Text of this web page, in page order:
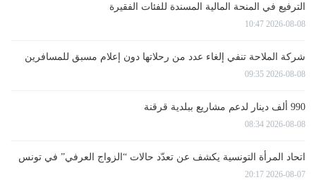
الترفيع في المنحة المالية المسندة للفئات الفقيرة
2026-08-08 10:47
شركة الملاحة تنفي إلغاء عدد من رحلاتها دون إعلام مسبق للمسافرين
2026-08-08 09:35
990 ألف دينار لدعم مشاريع ببلدية قرقنة
2026-08-08 08:34
اتحاد المرأة التونسية يكشف عن تعدّد حالات “الزواج العرفي” في تونس
2026-08-07 20:17